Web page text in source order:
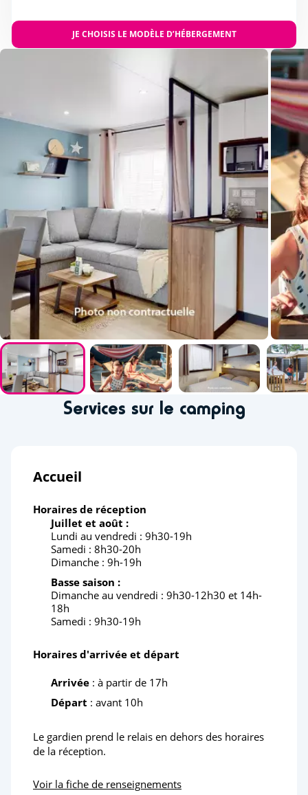
JE CHOISIS LE MODÈLE D’HÉBERGEMENT
Services sur le camping
Accueil
Horaires de réception
Juillet et août :
Lundi au vendredi : 9h30-19h
Samedi : 8h30-20h
Dimanche : 9h-19h
Basse saison :
Dimanche au vendredi : 9h30-12h30 et 14h-
18h
Samedi : 9h30-19h
Horaires d'arrivée et départ
Arrivée : à partir de 17h
Départ : avant 10h
Le gardien prend le relais en dehors des horaires
de la réception.
Voir la fiche de renseignements